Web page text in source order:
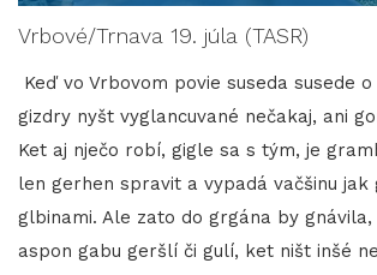
Vrbové/Trnava 19. júla (TASR)
Keď vo Vrbovom povie suseda susede
gizdry nyšt vyglancuvané nečakaj, ani
Ket aj nječo robí, gigle sa s tým, je
len gerhen spravit a vypadá vačšinu jak
glbinami. Ale zato do grgána by
aspon gabu geršlí či gulí, ket ništ inšé